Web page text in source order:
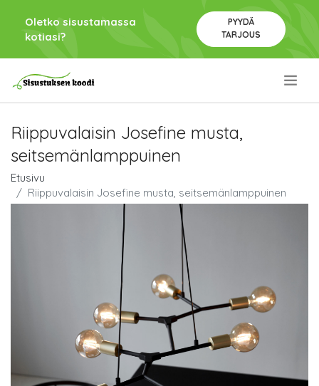
Oletko sisustamassa
kotiasi?
PYYDÄ
TARJOUS
Riippuvalaisin Josefine musta,
seitsemänlamppuinen
Etusivu
Riippuvalaisin Josefine musta, seitsemänlamppuinen